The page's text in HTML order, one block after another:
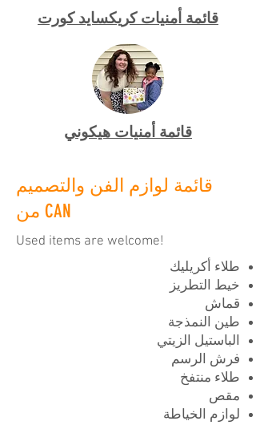
قائمة أمنيات كريكسايد كورت
قائمة أمنيات هيكوني
قائمة لوازم الفن والتصميم
من CAN
Used items are welcome!
طلاء أكريليك
خيط التطريز
قماش
طين النمذجة
الباستيل الزيتي
فرش الرسم
طلاء منتفخ
مقص
لوازم الخياطة